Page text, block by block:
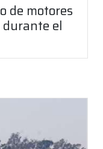
de motores
el